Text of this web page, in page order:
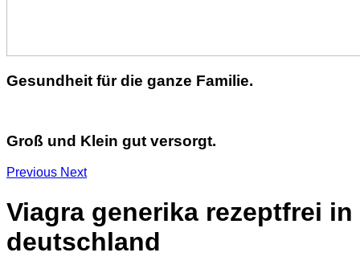
Gesundheit für die ganze Familie.
Groß und Klein gut versorgt.
Previous Next
Viagra generika rezeptfrei in
deutschland